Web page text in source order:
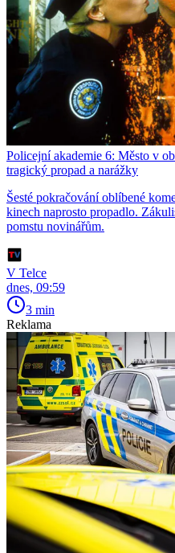
Policejní akademie 6: Město v
tragický propad a narážky
Šesté pokračování oblíbené
kinech naprosto propadlo.
pomstu novinářům.
V Telce
dnes, 09:59
3 min
Reklama